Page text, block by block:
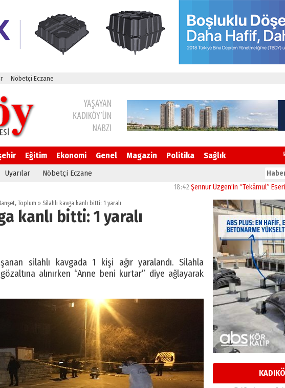
Nöbetçi Eczane
Eğitim Ekonomi Genel Magazin Politika Sağlık
Uyarılar Nöbetçi Eczane
Şennur Üzgen’in “Tekâmül” Eseri UPSD
,Toplum » Silahlı kavga kanlı bitti: 1 yaralı
kanlı bitti: 1 yaralı
silahlı kavgada 1 kişi ağır yaralandı. Silahla
alınırken “Anne beni kurtar” diye ağlayarak